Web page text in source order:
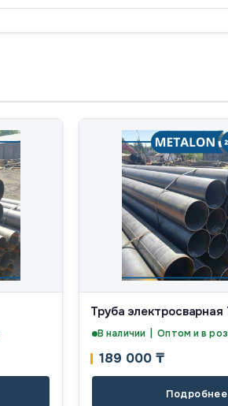
Труба электросварная
В наличии | Оптом и в
189 000 ₸
Подробнее